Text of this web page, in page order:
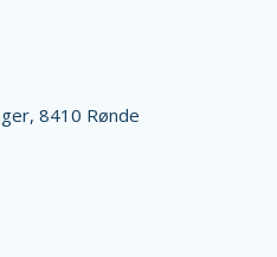
8410 Rønde